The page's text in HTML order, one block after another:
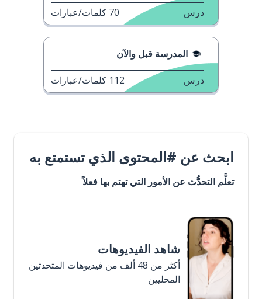
درس 70 كلمات/عبارات
المدرسة قبل والآن
درس 112 كلمات/عبارات
ابحث عن #المحتوى الذي تستمتع به
تعلَّم التحدُّث عن الأمور التي تهتم بها فعلاً
شاهد الفيديوهات
أكثر من 48 ألف من فيديوهات المتحدثين
المحليين